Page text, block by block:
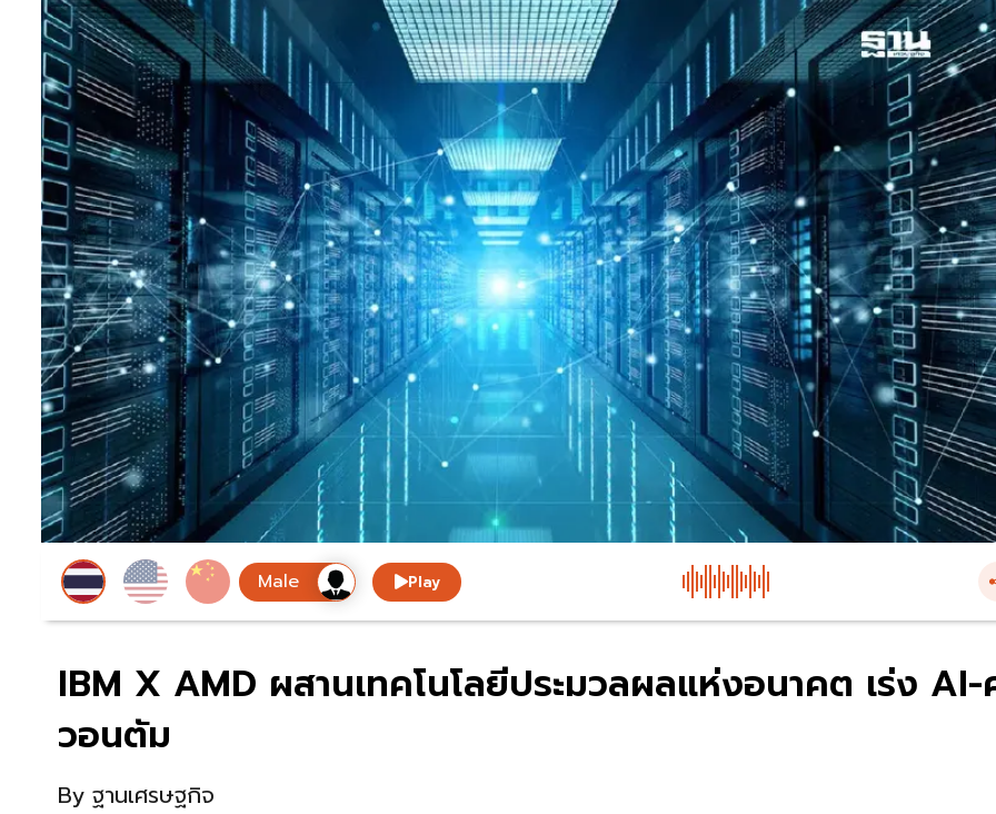
Play
IBM X AMD ผสานเทคโนโลยีประมวลผลแห่งอนาคต เร่ง
วอนตัม
By ฐานเศรษฐกิจ